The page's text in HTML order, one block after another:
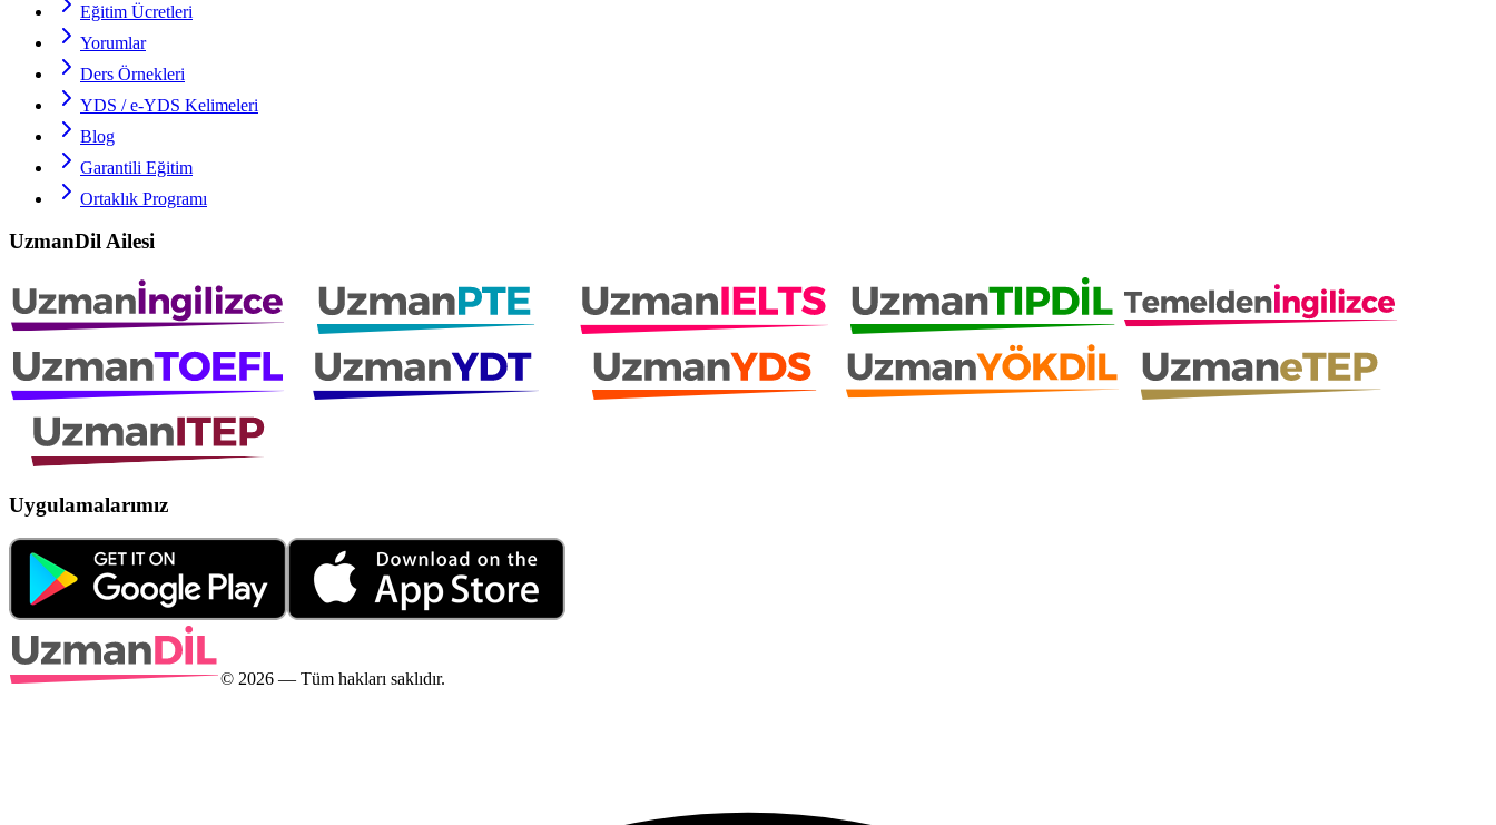
Eğitim Ücretleri
Yorumlar
Ders Örnekleri
YDS / e-YDS Kelimeleri
Blog
Garantili Eğitim
Ortaklık Programı
UzmanDil Ailesi
Uygulamalarımız
© 2026 — Tüm hakları saklıdır.